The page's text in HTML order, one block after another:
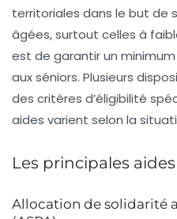
territoriales dans le but de
âgées, surtout celles à
est de garantir un
aux séniors. Plusieurs
des critères d’éligibilité
aides varient selon la
Les principales
Allocation de solidarité